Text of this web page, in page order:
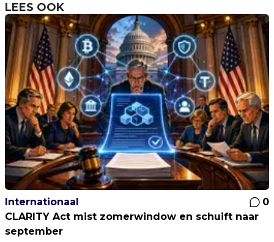
LEES OOK
Internationaal
0
CLARITY Act mist zomerwindow en schuift naar
september